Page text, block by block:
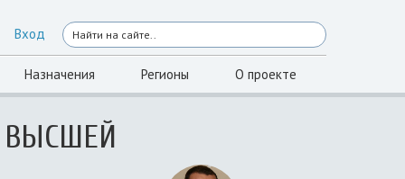
Вход
Назначения Регионы О проекте
ВЫСШЕЙ